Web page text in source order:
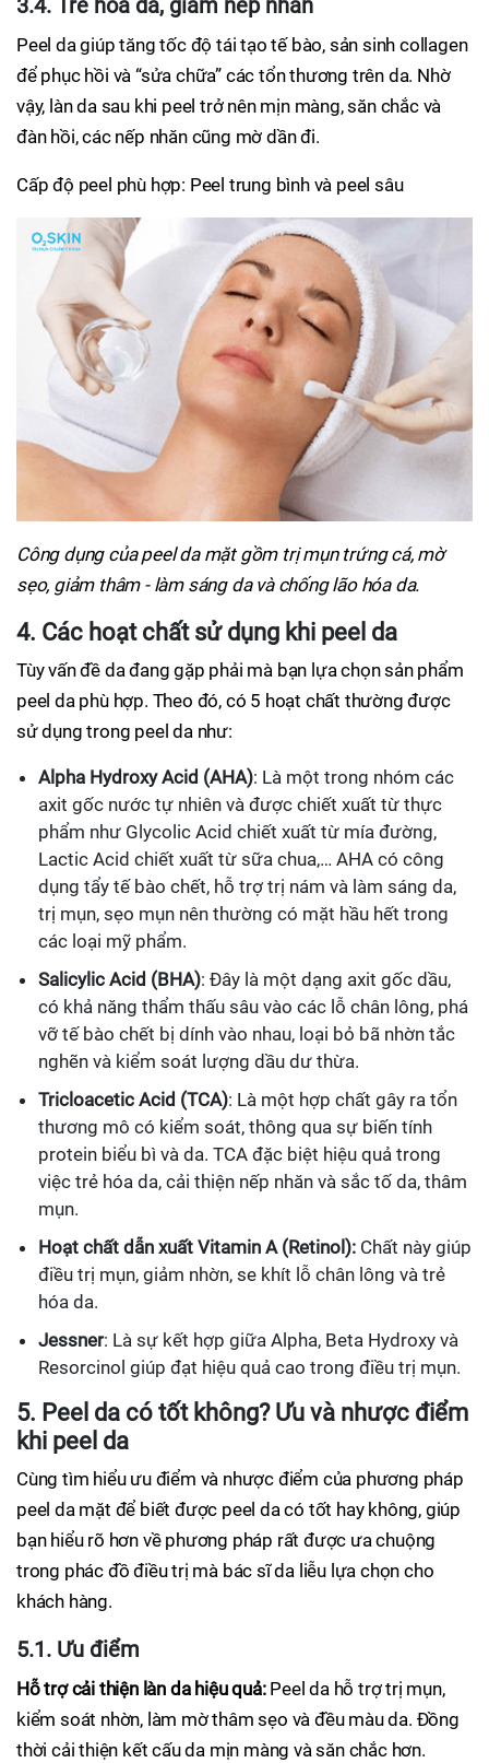
Peel da giúp tăng tốc độ tái tạo tế bào, sản sinh collagen
để phục hồi và “sửa chữa” các tổn thương trên da. Nhờ
vậy, làn da sau khi peel trở nên mịn màng, săn chắc và
đàn hồi, các nếp nhăn cũng mờ dần đi.
Cấp độ peel phù hợp: Peel trung bình và peel sâu
Công dụng của peel da mặt gồm trị mụn trứng cá, mờ
sẹo, giảm thâm - làm sáng da và chống lão hóa da.
4. Các hoạt chất sử dụng khi peel da
Tùy vấn đề da đang gặp phải mà bạn lựa chọn sản phẩm
peel da phù hợp. Theo đó, có 5 hoạt chất thường được
sử dụng trong peel da như:
Alpha Hydroxy Acid (AHA): Là một trong nhóm các
axit gốc nước tự nhiên và được chiết xuất từ thực
phẩm như Glycolic Acid chiết xuất từ mía đường,
Lactic Acid chiết xuất từ sữa chua,… AHA có công
dụng tẩy tế bào chết, hỗ trợ trị nám và làm sáng da,
trị mụn, sẹo mụn nên thường có mặt hầu hết trong
các loại mỹ phẩm.
Salicylic Acid (BHA): Đây là một dạng axit gốc dầu,
có khả năng thẩm thấu sâu vào các lỗ chân lông, phá
vỡ tế bào chết bị dính vào nhau, loại bỏ bã nhờn tắc
nghẽn và kiểm soát lượng dầu dư thừa.
Tricloacetic Acid (TCA): Là một hợp chất gây ra tổn
thương mô có kiểm soát, thông qua sự biến tính
protein biểu bì và da. TCA đặc biệt hiệu quả trong
việc trẻ hóa da, cải thiện nếp nhăn và sắc tố da, thâm
mụn.
Hoạt chất dẫn xuất Vitamin A (Retinol): Chất này giúp
điều trị mụn, giảm nhờn, se khít lỗ chân lông và trẻ
hóa da.
Jessner: Là sự kết hợp giữa Alpha, Beta Hydroxy và
Resorcinol giúp đạt hiệu quả cao trong điều trị mụn.
5. Peel da có tốt không? Ưu và nhược điểm
khi peel da
Cùng tìm hiểu ưu điểm và nhược điểm của phương pháp
peel da mặt để biết được peel da có tốt hay không, giúp
bạn hiểu rõ hơn về phương pháp rất được ưa chuộng
trong phác đồ điều trị mà bác sĩ da liễu lựa chọn cho
khách hàng.
5.1. Ưu điểm
Hỗ trợ cải thiện làn da hiệu quả: Peel da hỗ trợ trị mụn,
kiểm soát nhờn, làm mờ thâm sẹo và đều màu da. Đồng
thời cải thiện kết cấu da mịn màng và săn chắc hơn.